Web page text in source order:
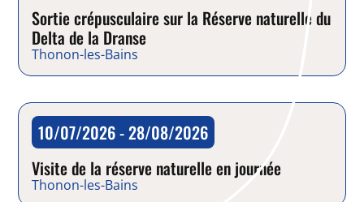
Sortie crépusculaire sur la Réserve naturelle du
Delta de la Dranse
Thonon-les-Bains
Balade
10/07/2026 - 28/08/2026
Visite de la réserve naturelle en journée
Thonon-les-Bains